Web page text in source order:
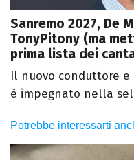
Sanremo 2027, De
TonyPitony (ma
prima lista dei
Il nuovo conduttore
è impegnato nella